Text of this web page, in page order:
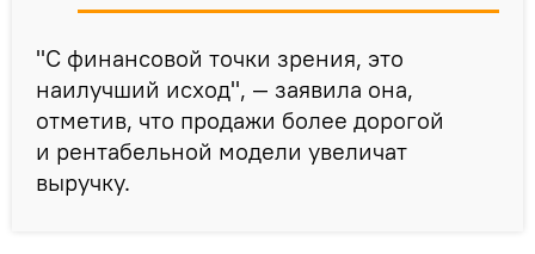
"С финансовой точки зрения, это
наилучший исход", — заявила она,
отметив, что продажи более дорогой
и рентабельной модели увеличат
выручку.